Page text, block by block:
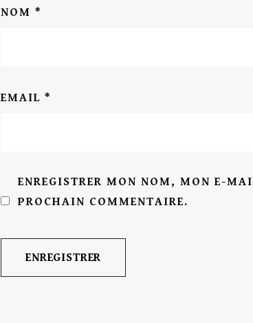
NOM *
EMAIL *
ENREGISTRER MON NOM, MON E-
PROCHAIN COMMENTAIRE.